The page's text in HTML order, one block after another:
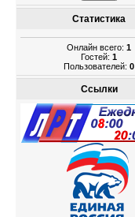
Статистика
Онлайн всего: 1
Гостей: 1
Пользователей: 0
Ссылки